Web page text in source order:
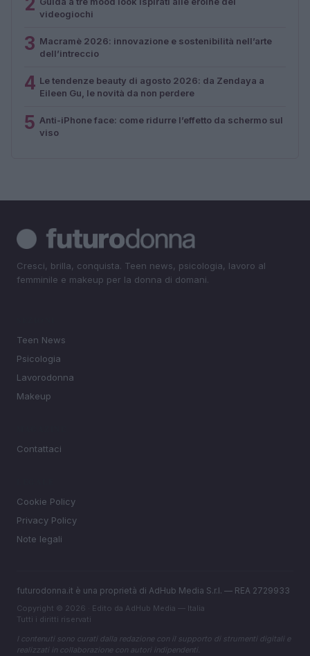
videogiochi
3 Macramè 2026: innovazione e sostenibilità nell’arte
dell’intreccio
4 Le tendenze beauty di agosto 2026: da Zendaya a
Eileen Gu, le novità da non perdere
5 Anti-iPhone face: come ridurre l’effetto da schermo sul
viso
Cresci, brilla, conquista. Teen news, psicologia, lavoro al
femminile e makeup per la donna di domani.
Teen News
Psicologia
Lavorodonna
Makeup
Contattaci
Cookie Policy
Privacy Policy
Note legali
futurodonna.it è una proprietà di AdHub Media S.r.l. — REA 2729933
Copyright © 2026 · Edito da AdHub Media — Italia
Tutti i diritti riservati
I contenuti sono curati dalla redazione con il supporto di strumenti digitali e
realizzati in collaborazione con autori indipendenti.